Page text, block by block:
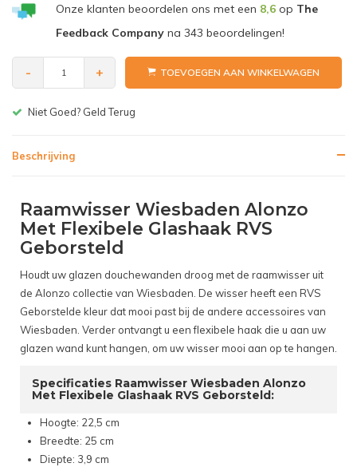
Onze klanten beoordelen ons met een 8,6op The
Feedback Companyna 343 beoordelingen!
- + TOEVOEGEN AAN WINKELWAGEN
Beschrijving
Raamwisser Wiesbaden Alonzo
Met Flexibele Glashaak RVS
Geborsteld
Houdt uw glazen douchewanden droog met de raamwisser uit
de Alonzo collectie van Wiesbaden. De wisser heeft een RVS
Geborstelde kleur dat mooi past bij de andere accessoires van
Wiesbaden. Verder ontvangt u een flexibele haak die u aan uw
glazen wand kunt hangen, om uw wisser mooi aan op te hangen.
Specificaties Raamwisser Wiesbaden Alonzo
Met Flexibele Glashaak RVS Geborsteld:
Hoogte: 22,5 cm
Breedte: 25 cm
Diepte: 3,9 cm